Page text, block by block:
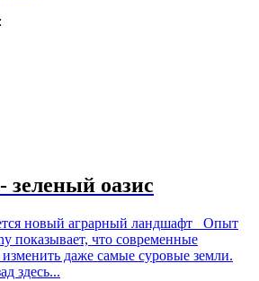
зеленый оазис
новый аграрный ландшафт Опыт
показывает, что современные
даже самые суровые земли.
здесь...